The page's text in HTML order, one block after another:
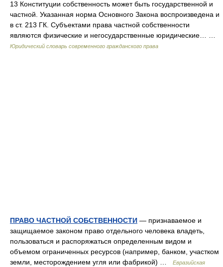
13 Конституции собственность может быть государственной и
частной. Указанная норма Основного Закона воспроизведена и
в ст. 213 ГК. Субъектами права частной собственности
являются физические и негосударственные юридические… …
Юридический словарь современного гражданского права
ПРАВО ЧАСТНОЙ СОБСТВЕННОСТИ — признаваемое и
защищаемое законом право отдельного человека владеть,
пользоваться и распоряжаться определенным видом и
объемом ограниченных ресурсов (например, банком, участком
земли, месторождением угля или фабрикой) …
Евразийская